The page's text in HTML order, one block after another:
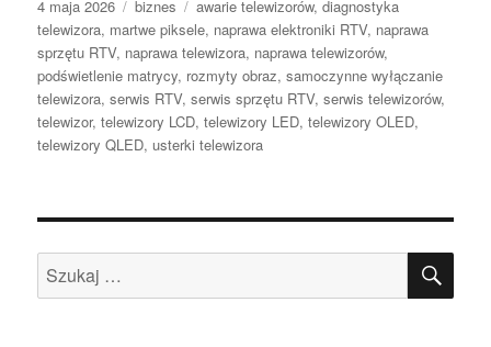
Data
publikacji
4 maja 2026 Kategorie
biznes Tagi
awarie telewizorów,diagnostyka
telewizora, martwe piksele, naprawa elektroniki RTV, naprawa
sprzętu RTV, naprawa telewizora, naprawa telewizorów,
podświetlenie matrycy, rozmyty obraz,samoczynne wyłączanie
telewizora,serwis RTV,serwis sprzętu RTV,serwis telewizorów,
telewizor,telewizory LCD,telewizory LED,telewizory OLED,
telewizory QLED, usterki telewizora
Szukaj: